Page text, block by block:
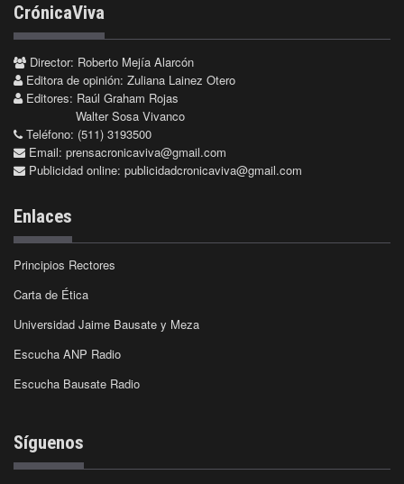
CrónicaViva
Director: Roberto Mejía Alarcón
Editora de opinión: Zuliana Lainez Otero
Editores: Raúl Graham Rojas
Walter Sosa Vivanco
Teléfono: (511) 3193500
Email: prensacronicaviva@gmail.com
Publicidad online: publicidadcronicaviva@gmail.com
Enlaces
Principios Rectores
Carta de Ética
Universidad Jaime Bausate y Meza
Escucha ANP Radio
Escucha Bausate Radio
Síguenos